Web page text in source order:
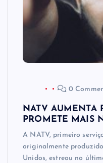
0
NATV AUMENTA
PROMETE MAIS
A NATV, primeiro
originalmente
Unidos, estreou no